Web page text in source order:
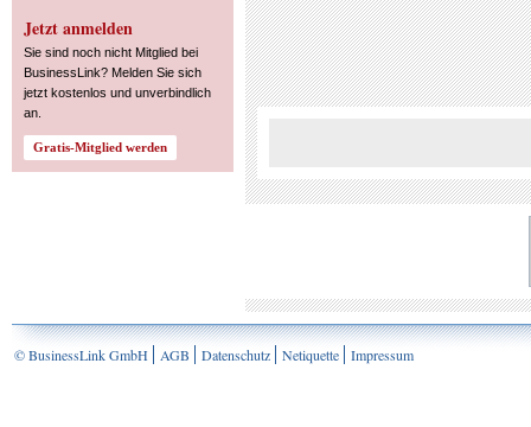
Jetzt anmelden
Sie sind noch nicht Mitglied bei
BusinessLink? Melden Sie sich
jetzt kostenlos und unverbindlich
an.
© BusinessLink GmbH AGB Datenschutz Netiquette Impressum